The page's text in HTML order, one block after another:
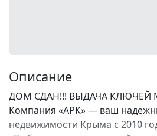
Описание
ДОМ СДАН!!! ВЫДАЧА КЛЮЧЕЙ
Компания «АРК» — ваш
недвижимости Крыма с 2010